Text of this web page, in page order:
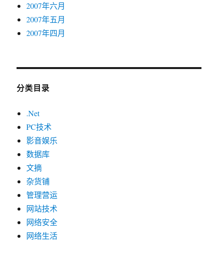
2007年六月
2007年五月
2007年四月
分类目录
.Net
PC技术
影音娱乐
数据库
文摘
杂货铺
管理营运
网站技术
网络安全
网络生活